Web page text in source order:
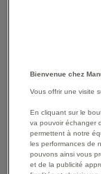
SKIP
BEGINNING
Les avantages
Stéthoscope
Système
ECG portable à
numérique
Bienvenue chez
Vous offrir une visite
En cliquant sur le
va pouvoir échanger
permettent à notre
les performances de
pouvons ainsi vous
et de la publicité